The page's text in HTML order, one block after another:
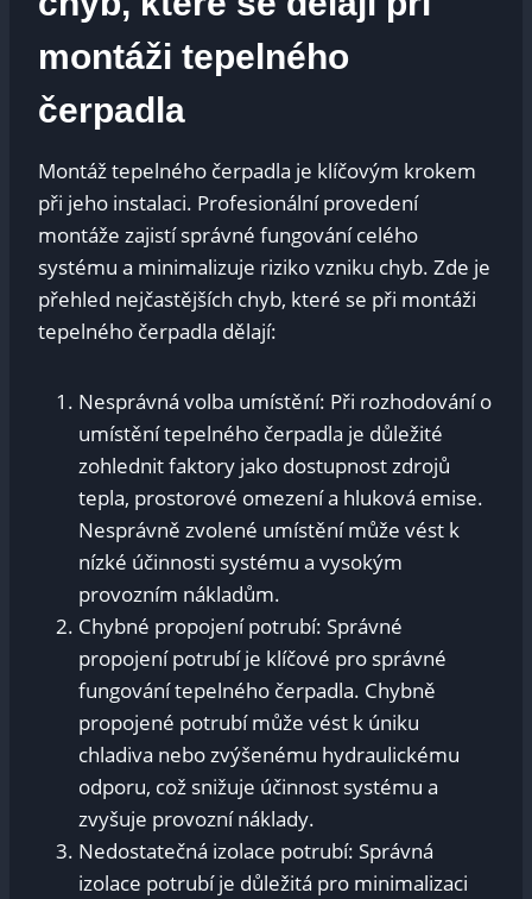
montáži tepelného
čerpadla
Montáž tepelného čerpadla je klíčovým krokem
při jeho instalaci. Profesionální provedení
montáže zajistí správné fungování celého
systému a minimalizuje riziko vzniku chyb. Zde je
přehled nejčastějších chyb, které se při montáži
tepelného čerpadla dělají:
Nesprávná volba umístění: Při rozhodování o
umístění tepelného čerpadla je důležité
zohlednit faktory jako dostupnost zdrojů
tepla, prostorové omezení a hluková emise.
Nesprávně zvolené umístění může vést k
nízké účinnosti systému a vysokým
provozním nákladům.
Chybné propojení potrubí: Správné
propojení potrubí je klíčové pro správné
fungování tepelného čerpadla. Chybně
propojené potrubí může vést k úniku
chladiva nebo zvýšenému hydraulickému
odporu, což snižuje účinnost systému a
zvyšuje provozní náklady.
Nedostatečná izolace potrubí: Správná
izolace potrubí je důležitá pro minimalizaci